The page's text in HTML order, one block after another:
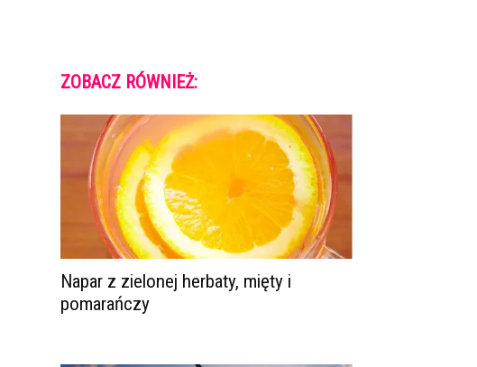
ZOBACZ RÓWNIEŻ:
Napar z zielonej herbaty, mięty i
pomarańczy